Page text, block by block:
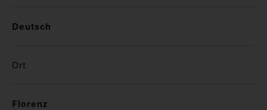
Deutsch
Ort
Florenz